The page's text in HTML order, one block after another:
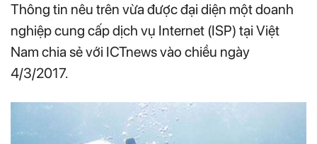
Thông tin nêu trên vừa được đại diện một doanh
nghiệp cung cấp dịch vụ Internet (ISP) tại Việt
Nam chia sẻ với ICTnews vào chiều ngày
4/3/2017.